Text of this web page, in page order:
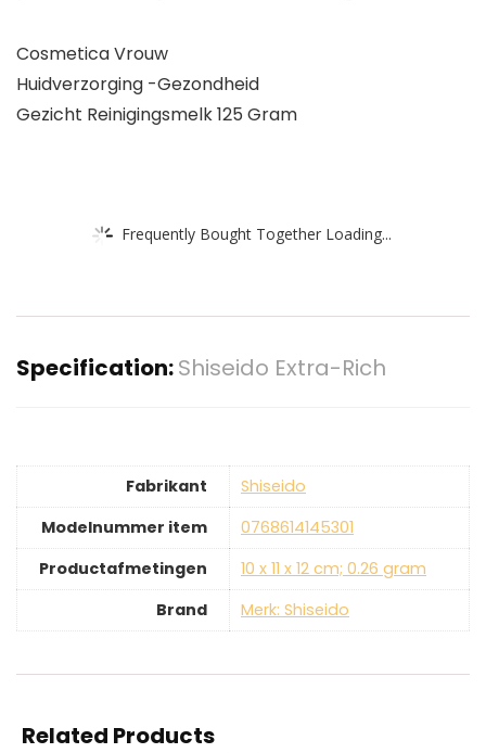
Cosmetica Vrouw
Huidverzorging -Gezondheid
Gezicht Reinigingsmelk 125 Gram
Frequently Bought Together Loading...
Specification:Shiseido Extra-Rich
Fabrikant
‎Shiseido
Modelnummer item
‎0768614145301
Productafmetingen
‎10 x 11 x 12 cm; 0.26 gram
Brand
Merk: Shiseido
Related Products